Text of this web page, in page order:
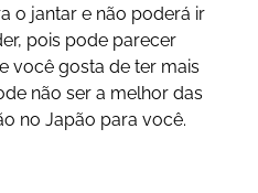
o jantar e não poderá ir
pois pode parecer
você gosta de ter mais
não ser a melhor das
no Japão para você.